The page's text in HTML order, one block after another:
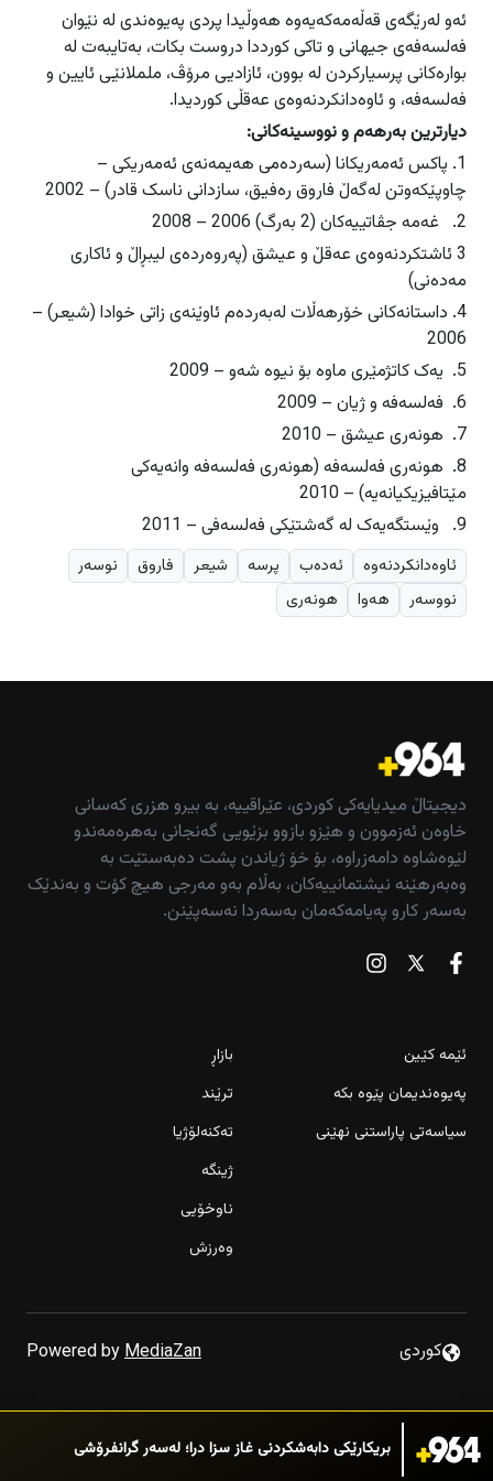
ئەو لەرێگەی قەڵەمەکەیەوە هەوڵیدا پردی پەیوەندی لە نێوان
فەلسەفەی جیهانی و تاکی کورددا دروست بکات، بەتایبەت لە
بوارەکانی پرسیارکردن لە بوون، ئازادیی مرۆڤ، ململانێی ئایین و
فەلسەفە، و ئاوەدانکردنەوەی عەقڵی کوردیدا.
دیارترین بەرهەم و نووسینەکانی:
1. پاکس ئەمەریکانا (سەردەمی هەیمەنەی ئەمەریکی –
چاوپێکەوتن لەگەڵ فاروق رەفیق، سازدانی ناسک قادر) – 2002
2. غەمە جڤاتییەکان (2 بەرگ) 2006 – 2008
3 ئاشتکردنەوەی عەقڵ و عیشق (پەروەردەی لیبڕاڵ و ئاکاری
مەدەنی)
4. داستانەکانی خۆرهەڵات لەبەردەم ئاوێنەی زاتی خوادا (شیعر) –
2006
5. یەک کاتژمێری ماوە بۆ نیوە شەو – 2009
6. فەلسەفە و ژیان – 2009
7. هونەری عیشق – 2010
8. هونەری فەلسەفە (هونەری فەلسەفە وانەیەکی
مێتافیزیکیانەیە) – 2010
9. وێستگەیەک لە گەشتێکی فەلسەفی – 2011
ئاوەدانکردنەوە ئەدەب پرسە شیعر فاروق
نوسەر
نووسەر
هەوا هونەری
دیجیتاڵ میدیایەکی کوردی، عێراقییە، بە بیرو هزری کەسانی
خاوەن ئەزموون و هێزو بازوو بزێویی گەنجانی بەهرەمەندو
لێوەشاوە دامەزراوە، بۆ خۆ ژیاندن پشت دەبەستێت بە
وەبەرهێنە نیشتمانییەکان، بەڵام بەو مەرجی هیچ کۆت و بەندێک
بەسەر کارو پەیامەکەمان بەسەردا نەسەپێنن.
ئێمە کێین
پەیوەندیمان پێوە بکە
سیاسەتی پاراستنی نهێنی
بازاڕ
ترێند
تەکنەلۆژیا
ژینگە
ناوخۆیی
وەرزش
كوردى Powered byMediaZan
بریکارێکى دابەشکردنى غاز سزا درا؛ لەسەر گرانفرۆشى